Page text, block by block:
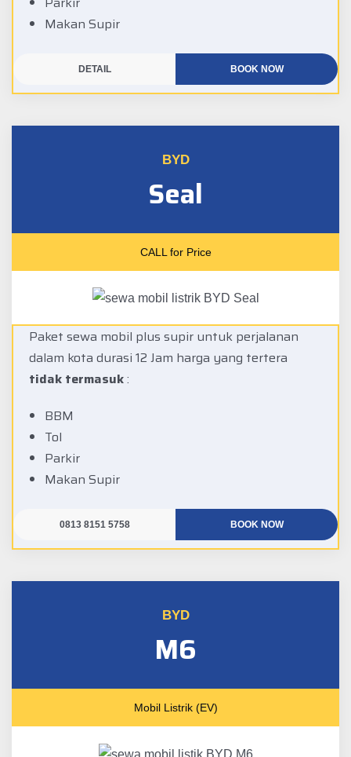
Makan Supir
DETAIL BOOK NOW
BYD
Seal
CALL for Price
Paket sewa mobil plus supir untuk perjalanan
dalam kota durasi 12 Jam harga yang tertera
tidak termasuk:
BBM
Tol
Parkir
Makan Supir
0813 8151 5758 BOOK NOW
BYD
M6
Mobil Listrik (EV)